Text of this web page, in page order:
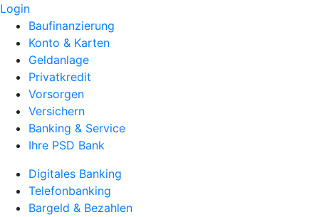
Login
Baufinanzierung
Konto & Karten
Geldanlage
Privatkredit
Vorsorgen
Versichern
Banking & Service
Ihre PSD Bank
Digitales Banking
Telefonbanking
Bargeld & Bezahlen